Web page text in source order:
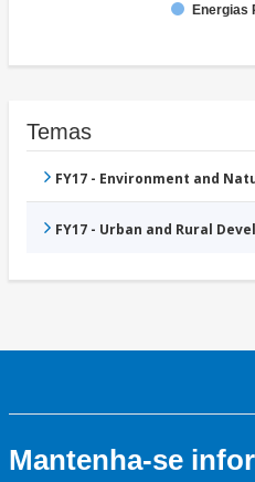
Energias
Temas
FY17 - Environment and
FY17 - Urban and Rural
Mantenha-se